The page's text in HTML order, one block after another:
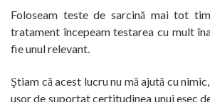
Foloseam teste de sarcină mai tot
tratament începeam testarea cu mult
fie unul relevant.
Ştiam că acest lucru nu mă ajută cu
uşor de suportat certitudinea unui eşec